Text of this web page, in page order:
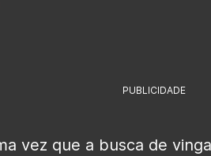
PUBLICIDADE
vez que a busca de